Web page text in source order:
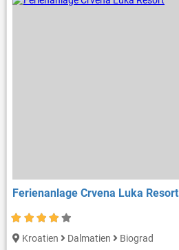
Ferienanlage Crvena Luka Resort
Kroatien Dalmatien Biograd